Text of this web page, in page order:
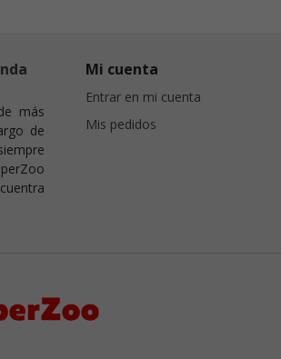
más
de
Mi cuenta
Entrar en mi cuenta
Mis pedidos